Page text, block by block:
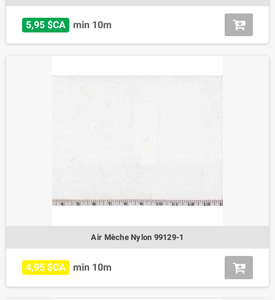
5,95 $CA min 10m
Air Mèche Nylon 99129-1
4,95 $CA min 10m